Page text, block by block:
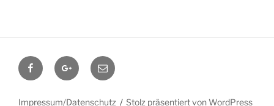
FacebookGoogle+Contact
me
Impressum/Datenschutz Stolz präsentiert von WordPress